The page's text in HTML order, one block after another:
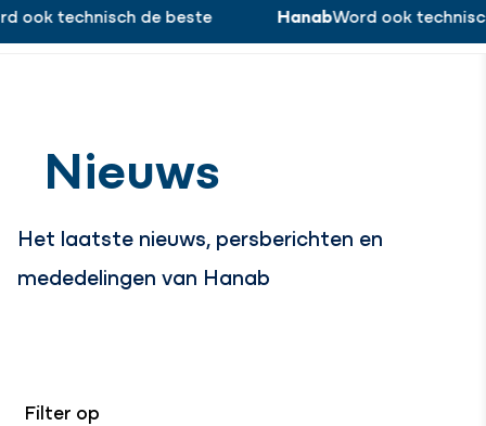
Word ook technisch de beste!
technisch de beste HanabWord ook technisch
Werken bij Menu
Nieuws
Het laatste nieuws, persberichten en
mededelingen van Hanab
Filter op